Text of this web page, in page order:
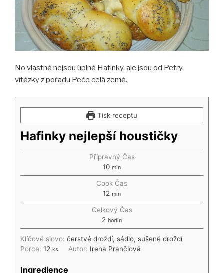
No vlastně nejsou úplně Hafinky, ale jsou od Petry,
vítězky z pořadu Peče celá země.
Tisk receptu
Hafinky nejlepší houstičky
Přípravný Čas
10 min
Cook Čas
12 min
Celkový Čas
2 hodin
Klíčové slovo: čerstvé droždí, sádlo, sušené droždí
Porce: 12 ks Autor: Irena Prančlová
Ingredience